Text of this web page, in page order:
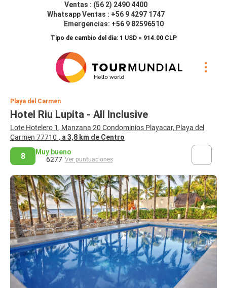
Ventas : (56 2) 2490 4400
Whatsapp Ventas : +56 9 4297 1747
Emergencias: +56 9 82596510
Tipo de cambio del día: 1 USD = 914.00 CLP
Playa del Carmen
Hotel Riu Lupita - All Inclusive
Lote Hotelero 1, Manzana 20 Condominios Playacar, Playa del
Carmen 77710 , a 3,8 km de Centro
8
Muy bueno
6277 Ver puntuaciones